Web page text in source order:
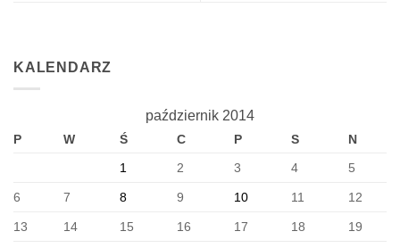
KALENDARZ
październik 2014
P W Ś C P S
N
1
2 3 4 5
6 7 8 9 10 11 12
13 14 15 16 17 18 19